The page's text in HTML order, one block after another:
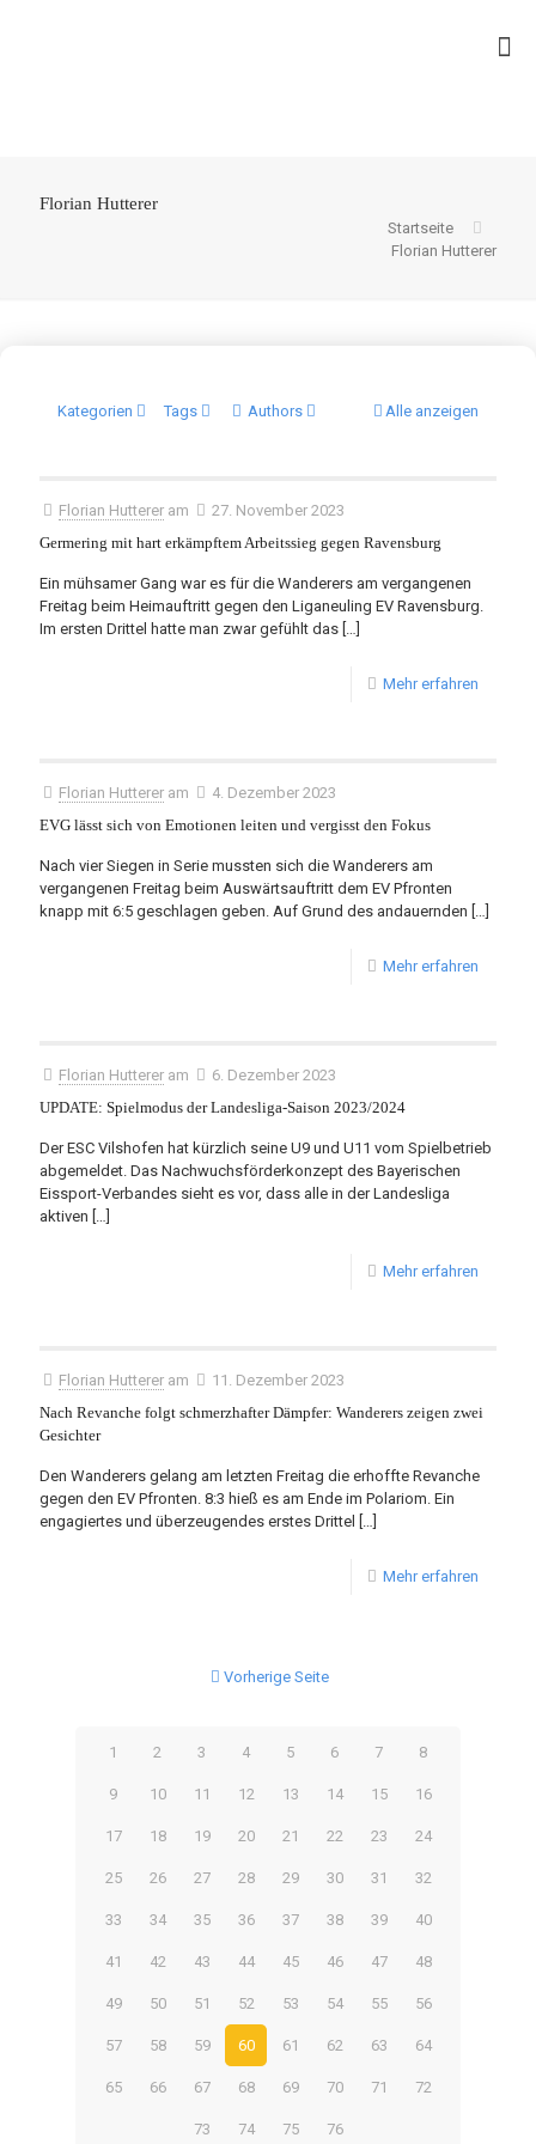
Florian Hutterer
Startseite
Florian Hutterer
Kategorien Tags Authors Alle anzeigen
Florian Hutterer am
27. November 2023
Germering mit hart erkämpftem Arbeitssieg gegen Ravensburg
Ein mühsamer Gang war es für die Wanderers am vergangenen
Freitag beim Heimauftritt gegen den Liganeuling EV Ravensburg.
Im ersten Drittel hatte man zwar gefühlt das […]
Mehr erfahren
Florian Hutterer am
4. Dezember 2023
EVG lässt sich von Emotionen leiten und vergisst den Fokus
Nach vier Siegen in Serie mussten sich die Wanderers am
vergangenen Freitag beim Auswärtsauftritt dem EV Pfronten
knapp mit 6:5 geschlagen geben. Auf Grund des andauernden […]
Mehr erfahren
Florian Hutterer am
6. Dezember 2023
UPDATE: Spielmodus der Landesliga-Saison 2023/2024
Der ESC Vilshofen hat kürzlich seine U9 und U11 vom Spielbetrieb
abgemeldet. Das Nachwuchsförderkonzept des Bayerischen
Eissport-Verbandes sieht es vor, dass alle in der Landesliga
aktiven […]
Mehr erfahren
Florian Hutterer am
11. Dezember 2023
Nach Revanche folgt schmerzhafter Dämpfer: Wanderers zeigen zwei
Gesichter
Den Wanderers gelang am letzten Freitag die erhoffte Revanche
gegen den EV Pfronten. 8:3 hieß es am Ende im Polariom. Ein
engagiertes und überzeugendes erstes Drittel
[…]
Mehr erfahren
Vorherige Seite
1 2 3 4 5 6 7 8
9 10 11 12 13 14 15 16
17 18 19 20 21 22 23 24
25 26 27 28 29 30 31 32
33 34 35 36 37 38 39 40
41 42 43 44 45 46 47 48
49 50 51 52 53 54 55 56
57 58 59 60 61 62 63 64
65 66 67 68 69 70 71 72
73 74 75 76